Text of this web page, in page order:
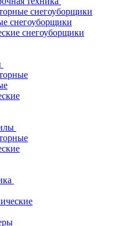
снегоуборщики
снегоуборщики
снегоуборщики